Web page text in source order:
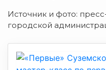
Источник и фото:
городской